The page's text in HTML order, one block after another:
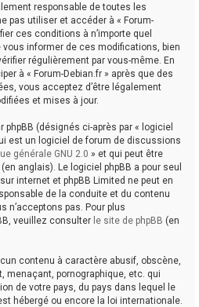
responsable de toutes les
pas utiliser et accéder à « Forum-
ces conditions à n’importe quel
informer de ces modifications, bien
régulièrement par vous-même. En
à « Forum-Debian.fr » après que des
vous acceptez d’être légalement
et mises à jour.
(désignés ci-après par « logiciel
est un logiciel de forum de discussions
générale GNU 2.0 » et qui peut être
(en anglais). Le logiciel phpBB a pour seul
internet et phpBB Limited ne peut en
de la conduite et du contenu
n’acceptons pas. Pour plus
veuillez consulter le site de phpBB (en
contenu à caractère abusif, obscène,
menaçant, pornographique, etc. qui
de votre pays, du pays dans lequel le
hébergé ou encore la loi internationale.